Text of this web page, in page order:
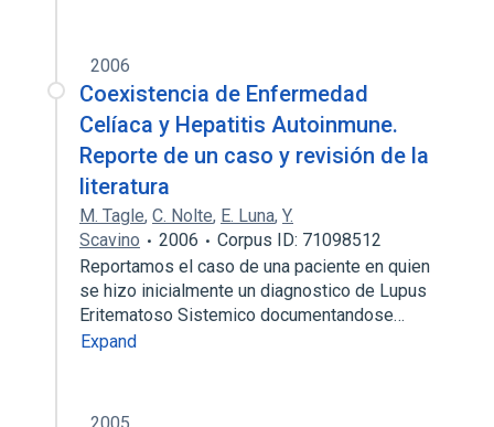
2006
Coexistencia de Enfermedad
Celíaca y Hepatitis Autoinmune.
Reporte de un caso y revisión de la
literatura
M. Tagle, C. Nolte, E. Luna, Y.
Scavino
2006
Corpus ID: 71098512
Reportamos el caso de una paciente en quien
se hizo inicialmente un diagnostico de Lupus
Eritematoso Sistemico documentandose…
Expand